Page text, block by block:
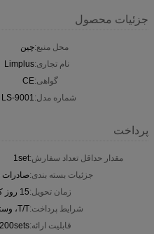
جزئیات محصول
محل منبع:چین
نام تجاری:Limplus
گواهی:CE
شماره مدل:LS-9001
پرداخت
مقدار حداقل تعداد سفارش:1set
جزئیات بسته بندی:صادرات
زمان تحویل:15 روز کاری
شرایط پرداخت:T/T، وسترن یونیون، MoneyGram، پی پال
قابلیت ارائه:200sets / ماه